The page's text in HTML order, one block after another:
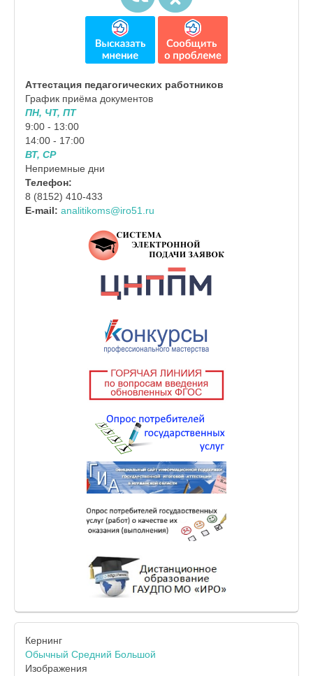
Аттестация педагогических работников
График приёма документов
ПН, ЧТ, ПТ
9:00 - 13:00
14:00 - 17:00
ВТ, СР
Неприемные дни
Телефон:
8 (8152) 410-433
E-mail: analitikoms@iro51.ru
Кернинг
Обычный Средний Большой
Изображения